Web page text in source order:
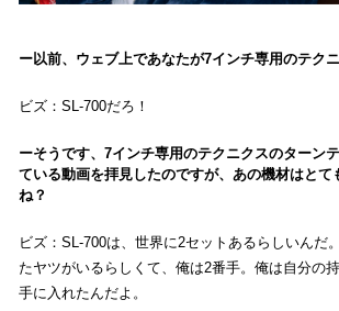
以前、ウェブ上であなたが7インチ専用のテク
ビズ：SL-700だろ！
そうです、7インチ専用のテクニクスのターン
ている動画を拝見したのですが、あの機材はとて
ね？
ビズ：SL-700は、世界に2セットあるらしいんだ
たヤツがいるらしくて、俺は2番手。俺は自分の
手に入れたんだよ。